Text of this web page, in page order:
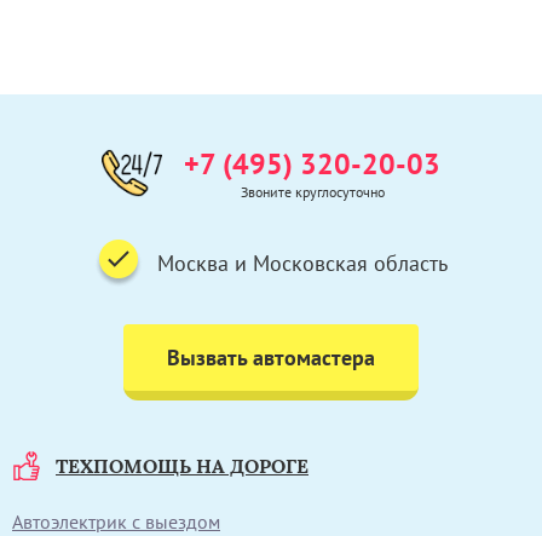
ТЕХПОМОЩЬ НА ДОРОГЕ
Автоэлектрик с выездом
+7 (495) 320-20-03
Звоните круглосуточно
Москва и Московская область
Вызвать автомастера